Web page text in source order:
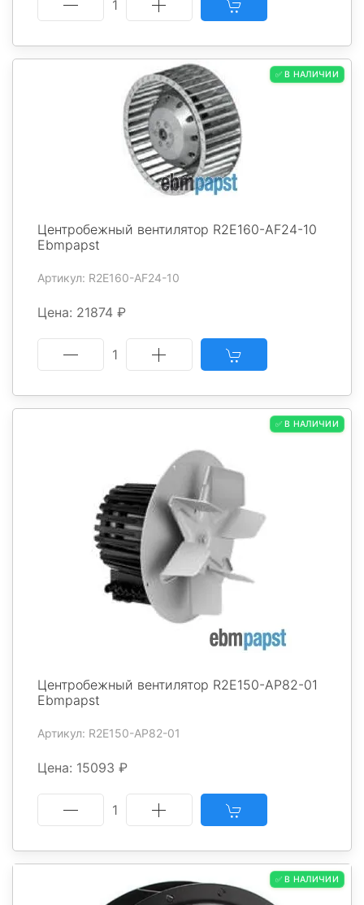
1
✅ В НАЛИЧИИ
Центробежный вентилятор R2E160-AF24-10
Ebmpapst
Артикул: R2E160-AF24-10
Цена: 21874 ₽
1
✅ В НАЛИЧИИ
Центробежный вентилятор R2E150-AP82-01
Ebmpapst
Артикул: R2E150-AP82-01
Цена: 15093 ₽
1
✅ В НАЛИЧИИ